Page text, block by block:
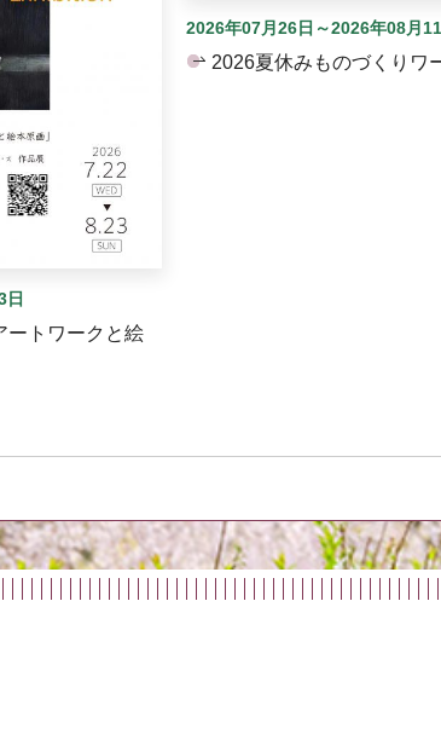
日
トワークと絵
2026年07月26日～2026年08月
2026夏休みものづくりワ